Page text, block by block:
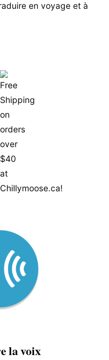
en voyage et à
la voix